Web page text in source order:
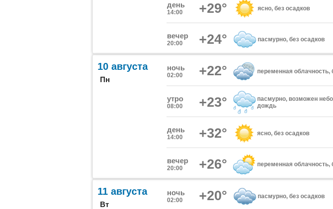
день
14:00 +29° ясно, без осадков
вечер
20:00 +24° пасмурно, без осадков
10 августа
Пн
ночь
02:00 +22° переменная облачность,
утро
08:00 +23°
пасмурно, возможен
дождь
день
14:00 +32° ясно, без осадков
вечер
20:00 +26° переменная облачность,
11 августа
Вт
ночь
02:00 +20° пасмурно, без осадков